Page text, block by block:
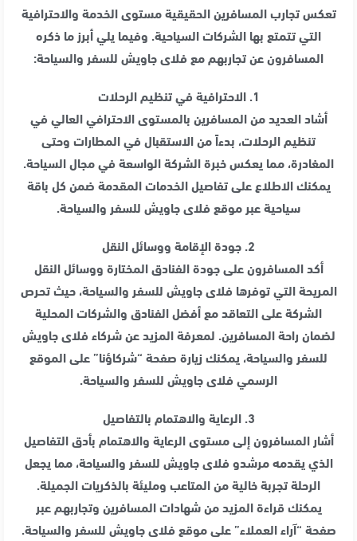
تعكس تجارب المسافرين الحقيقية مستوى الخدمة والاحترافية
التي تتمتع بها الشركات السياحية. وفيما يلي أبرز ما ذكره
المسافرون عن تجاربهم مع فلاى جاويش للسفر والسياحة:
1. الاحترافية في تنظيم الرحلات
أشاد العديد من المسافرين بالمستوى الاحترافي العالي في
تنظيم الرحلات، بدءاً من الاستقبال في المطارات وحتى
المغادرة، مما يعكس خبرة الشركة الواسعة في مجال السياحة.
يمكنك الاطلاع على تفاصيل الخدمات المقدمة ضمن كل باقة
سياحية عبر موقع فلاى جاويش للسفر والسياحة.
2. جودة الإقامة ووسائل النقل
أكد المسافرون على جودة الفنادق المختارة ووسائل النقل
المريحة التي توفرها فلاى جاويش للسفر والسياحة، حيث تحرص
الشركة على التعاقد مع أفضل الفنادق والشركات المحلية
لضمان راحة المسافرين. لمعرفة المزيد عن شركاء فلاى جاويش
للسفر والسياحة، يمكنك زيارة صفحة “شركاؤنا” على الموقع
الرسمي فلاى جاويش للسفر والسياحة.
3. الرعاية والاهتمام بالتفاصيل
أشار المسافرون إلى مستوى الرعاية والاهتمام بأدق التفاصيل
الذي يقدمه مرشدو فلاى جاويش للسفر والسياحة، مما يجعل
الرحلة تجربة خالية من المتاعب ومليئة بالذكريات الجميلة.
يمكنك قراءة المزيد من شهادات المسافرين وتجاربهم عبر
صفحة “آراء العملاء” على موقع فلاى جاويش للسفر والسياحة.